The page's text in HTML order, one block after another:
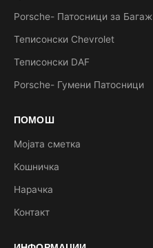
Porsche- Патосници за Багаж
Теписонски Chevrolet
Теписонски DAF
Porsche- Гумени Патосници
ПОМОШ
Мојата сметка
Кошничка
Нарачка
Контакт